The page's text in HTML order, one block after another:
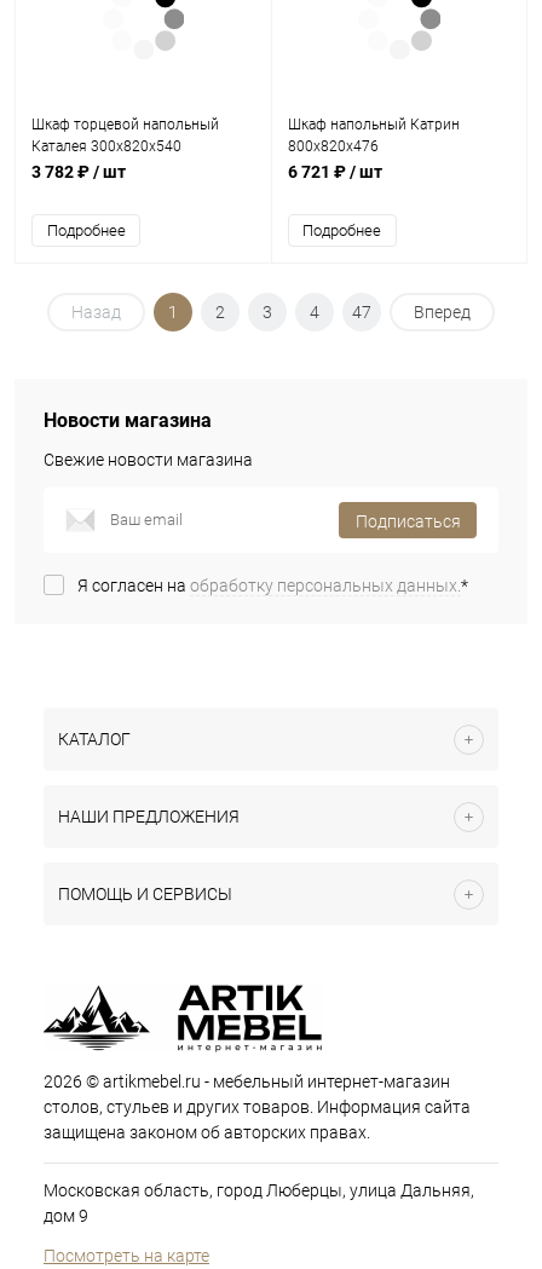
Шкаф торцевой напольный
Каталея 300х820х540
3 782 ₽/ шт
Подробнее
Шкаф напольный Катрин
800х820х476
6 721 ₽/ шт
Подробнее
Назад 1 2 3 4 47 Вперед
Новости магазина
Свежие новости магазина
Подписаться
Я согласен на обработку персональных данных.*
КАТАЛОГ
НАШИ ПРЕДЛОЖЕНИЯ
ПОМОЩЬ И СЕРВИСЫ
2026 © artikmebel.ru - мебельный интернет-магазин
столов, стульев и других товаров. Информация сайта
защищена законом об авторских правах.
Московская область, город Люберцы, улица Дальняя,
дом 9
Посмотреть на карте